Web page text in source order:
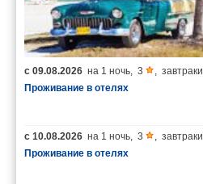
с 09.08.2026 на 1 ночь 3
завтраки
Проживание в отелях
с 10.08.2026 на 1 ночь 3
завтраки
Проживание в отелях